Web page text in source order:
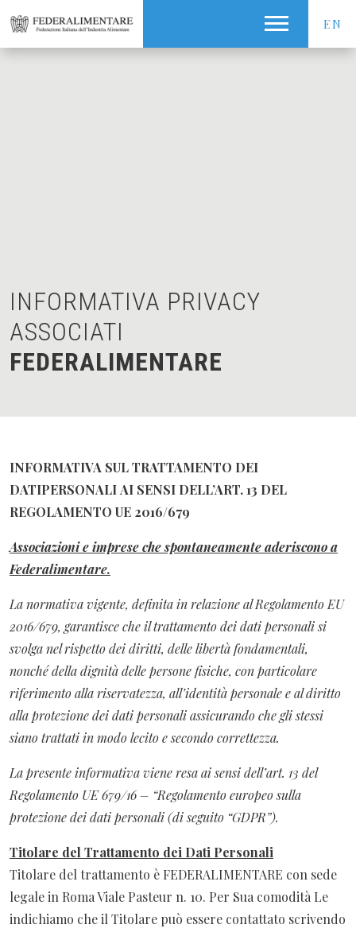
EN
INFORMATIVA PRIVACY
ASSOCIATI
FEDERALIMENTARE
INFORMATIVA SUL TRATTAMENTO DEI
DATIPERSONALIAI SENSI DELL’ART. 13 DEL
REGOLAMENTO UE 2016/679
Associazioni e imprese che spontaneamente aderiscono a
Federalimentare.
La normativa vigente, definita in relazione al Regolamento EU
2016/679, garantisce che il trattamento dei dati personali si
svolga nel rispetto dei diritti, delle libertà fondamentali,
nonché della dignità delle persone fisiche, con particolare
riferimento alla riservatezza, all’identità personale e al diritto
alla protezione dei dati personali assicurando che gli stessi
siano trattati in modo lecito e secondo correttezza.
La presente informativa viene resa ai sensi dell’art. 13 del
Regolamento UE 679/16 – “Regolamento europeo sulla
protezione dei dati personali (di seguito “GDPR”).
Titolare del Trattamento dei Dati Personali
Titolare del trattamento è FEDERALIMENTARE con sede
legale in Roma Viale Pasteur n. 10. Per Sua comodità Le
indichiamo che il Titolare può essere contattato scrivendo